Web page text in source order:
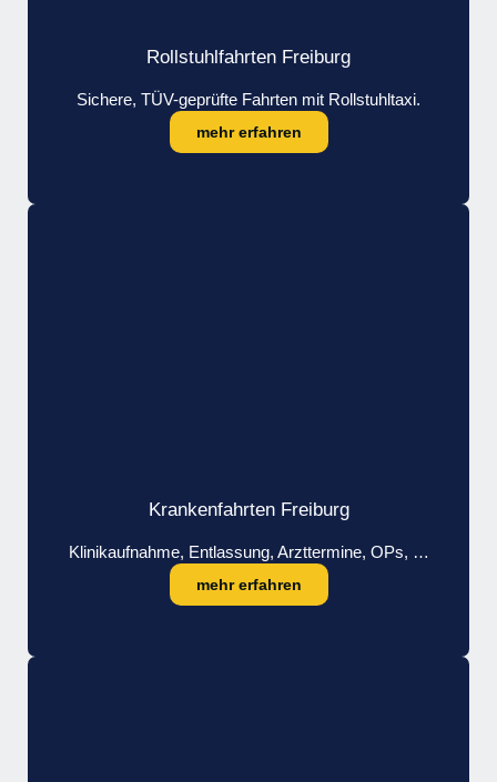
Rollstuhlfahrten Freiburg
Sichere, TÜV-geprüfte Fahrten mit Rollstuhltaxi.
mehr erfahren
Krankenfahrten Freiburg
Klinikaufnahme, Entlassung, Arzttermine, OPs, …
mehr erfahren